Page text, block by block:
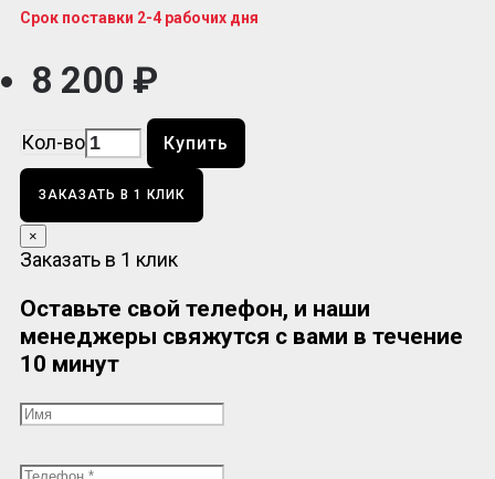
Срок поставки 2-4 рабочих дня
8 200 ₽
Кол-во Купить
ЗАКАЗАТЬ В 1 КЛИК
×
Заказать в 1 клик
Оставьте свой телефон, и наши
менеджеры свяжутся с вами в течение
10 минут